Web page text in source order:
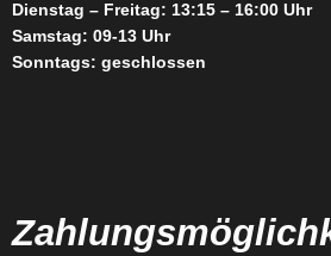
Dienstag – Freitag: 13:15 – 16:00 Uhr
Samstag: 09-13 Uhr
Sonntags: geschlossen